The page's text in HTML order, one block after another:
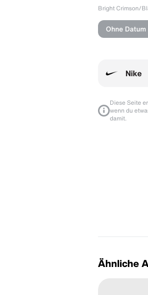
Bright Crimson/
Ohne Datum
Nike
Diese Seite
wenn du
damit.
Ähnliche